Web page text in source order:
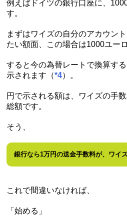
例えばドイツの銀行口座に、
す。
まずはワイズの自分のアカウン
たい額面、この場合は1000ユー
すると今の為替レートで換算す
示されます（*4）。
円で示される額は、ワイズの手
総額です。
そう、
銀行なら1万円の送金手数料が、ワイ
これで間違いなければ、
「始める」